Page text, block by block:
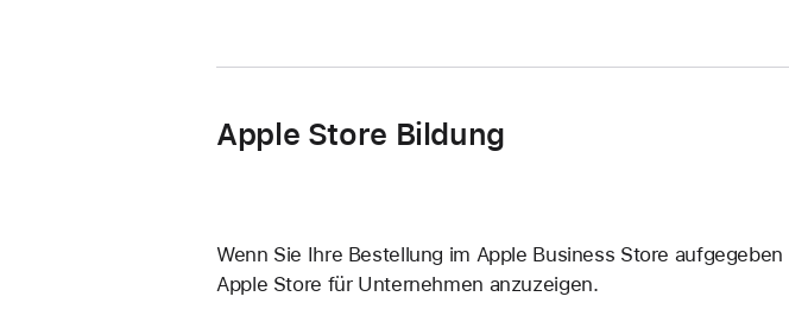
Apple Store Bildung
Wenn Sie Ihre Bestellung im Apple Business Store
Apple Store für Unternehmen anzuzeigen.